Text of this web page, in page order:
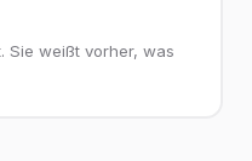
Sie weißt vorher, was